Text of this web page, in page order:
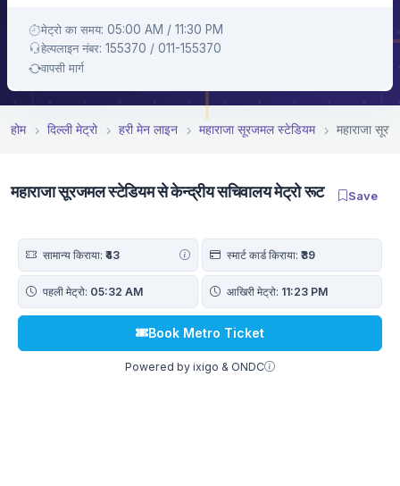
मेट्रो का समय: 05:00 AM / 11:30 PM
हेल्पलाइन नंबर: 155370 / 011-155370
वापसी मार्ग
होम दिल्ली मेट्रो हरी मेन लाइन महाराजा सूरजमल स्टेडियम महाराजा
महाराजा सूरजमल स्टेडियम से केन्द्रीय सचिवालय मेट्रो रूट Save
सामान्य किराया: ₹43 स्मार्ट कार्ड किराया: ₹39
पहली मेट्रो: 05:32 AM आखिरी मेट्रो: 11:23 PM
Book Metro Ticket
Powered by ixigo & ONDC